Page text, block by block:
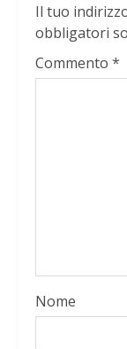
Il tuo
obbligatori
Commento *
Nome